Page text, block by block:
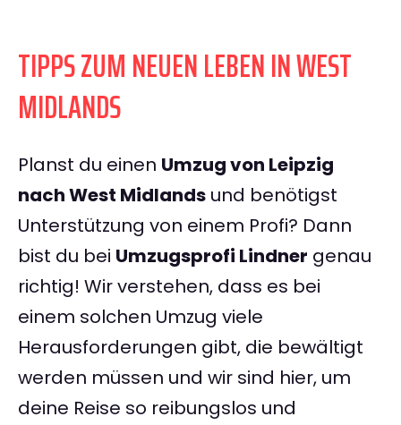
TIPPS ZUM NEUEN LEBEN IN WEST
MIDLANDS
Planst du einen Umzug von Leipzig
nach West Midlands und benötigst
Unterstützung von einem Profi? Dann
bist du bei Umzugsprofi Lindner genau
richtig! Wir verstehen, dass es bei
einem solchen Umzug viele
Herausforderungen gibt, die bewältigt
werden müssen und wir sind hier, um
deine Reise so reibungslos und